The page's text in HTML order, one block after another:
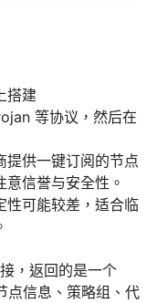
搭建
等协议，然后在
提供一键订阅的节点
信誉与安全性。
性可能较差，适合临
，返回的是一个
点信息、策略组、代